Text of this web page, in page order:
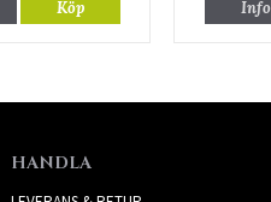
Köp Info
HANDLA